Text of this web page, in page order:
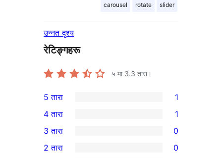
carousel rotate slider
उन्नत दृश्य
रेटिङ्गहरू
५ मा 3.3 तारा।
1
5-
तारा
समीक्षा
5 तारा 1
4-
तारा
4 तारा 1
0
3-
3 तारा 0
2 तारा 0